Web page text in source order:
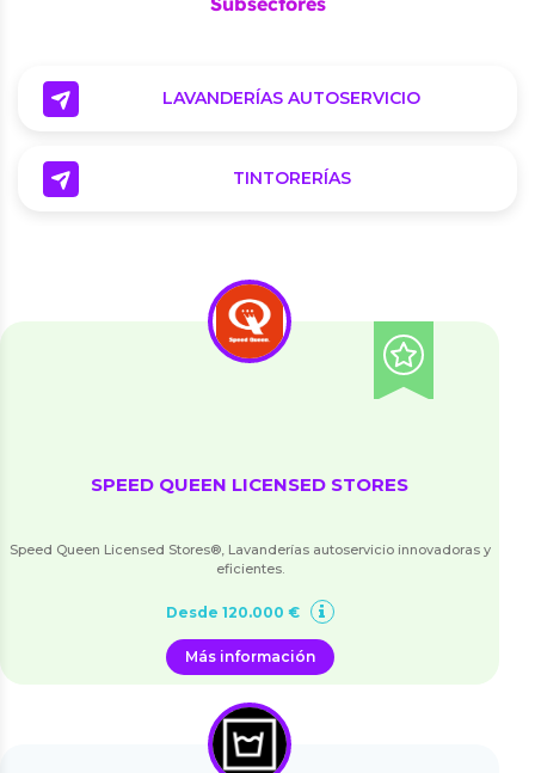
LAVANDERÍAS AUTOSERVICIO
TINTORERÍAS
SPEED QUEEN LICENSED STORES
Speed Queen Licensed Stores®, Lavanderías autoservicio innovadoras y
eficientes.
Desde 120.000 €
Más información